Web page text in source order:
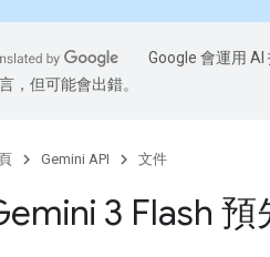
Google 會運用
，但可能會出錯。
Gemini API 文件
3 Flash 預